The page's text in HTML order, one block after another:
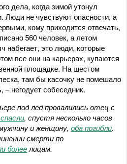
дела, когда зимой утонул
Люди не чувствуют опасности, а
кому приходится отвечать,
560 человек, а летом
набегает, это люди, которые
все они на карьерах, купаются
площадке. На шестом
там бы касочку не помешало
– негодует собеседник.
под лед провалились отец с
, спустя несколько часов
и женщину, оба погибли.
смерти по
болеелицам.